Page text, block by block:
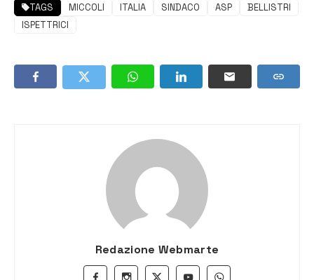
TAGS MICCOLI ITALIA SINDACO ASP
BELLISTRI
ISPETTRICI
Redazione Webmarte